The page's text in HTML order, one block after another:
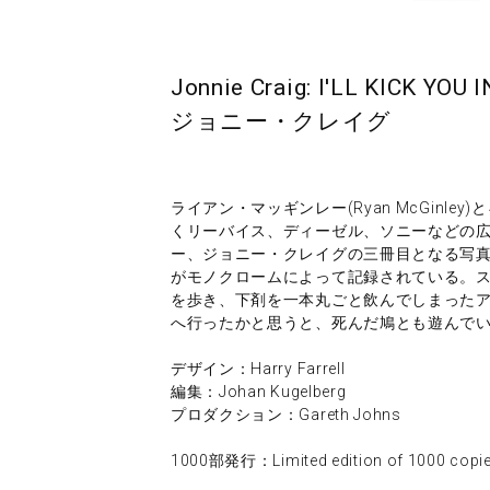
Jonnie Craig: I'LL KICK YOU
ジョニー・クレイグ
ライアン・マッギンレー(Ryan McGinley)
くリーバイス、ディーゼル、ソニーなどの
ー、ジョニー・クレイグの三冊目となる写
がモノクロームによって記録されている。
を歩き、下剤を一本丸ごと飲んでしまった
へ行ったかと思うと、死んだ鳩とも遊んで
デザイン：Harry Farrell
編集：Johan Kugelberg
プロダクション：Gareth Johns
1000部発行：Limited edition of 1000